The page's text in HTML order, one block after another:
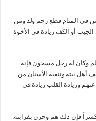
في المنام قطع رحم ولد ومن
أو الكف زيادة في الأخوة
وكان له رجل مسجون فإنه
بيته وتنقية الأسنان من
وزيادة القلب زيادة في
فإن ذلك هم وحزن بقرابته.